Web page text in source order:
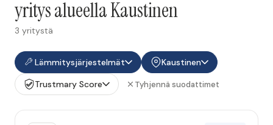
yritys alueella Kaustinen
3 yritystä
Lämmitysjärjestelmät
Kaustinen
Trustmary Score
Tyhjennä suodattimet